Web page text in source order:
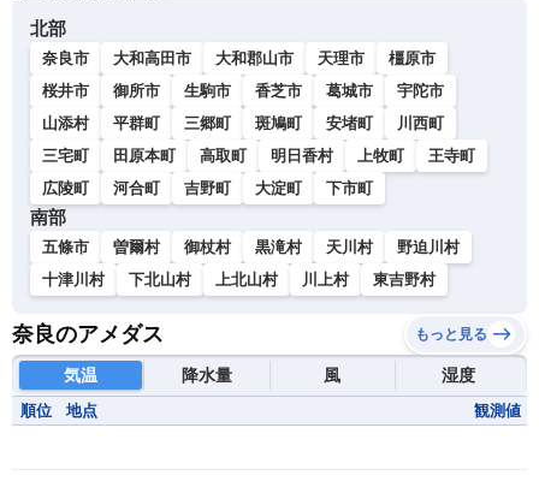
北部
奈良市 大和高田市 大和郡山市 天理市
橿原市
桜井市
御所市 生駒市 香芝市 葛城市
宇陀市
山添村
平群町 三郷町 斑鳩町 安堵町
川西町
三宅町
田原本町 高取町 明日香村 上牧町
王寺町
広陵町
河合町 吉野町 大淀町 下市町
南部
五條市 曽爾村 御杖村 黒滝村 天川村
野迫川村
十津川村
下北山村 上北山村 川上村 東吉野村
奈良のアメダス もっと見る
気温 降水量 風 湿度
順位 地点 観測値